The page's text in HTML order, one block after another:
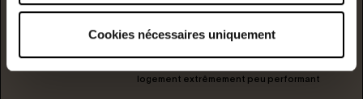
Cookies nécessaires uniquement
F
logement extrêmement peu performant